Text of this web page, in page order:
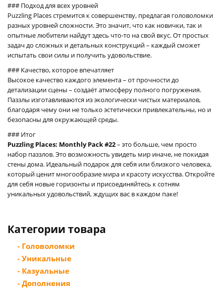
### Подход для всех уровней
Puzzling Places стремится к совершенству, предлагая головоломки
разных уровней сложности. Это значит, что как новички, так и
опытные любители найдут здесь что-то на свой вкус. От простых
задач до сложных и детальных конструкций – каждый сможет
испытать свои силы и получить удовольствие.
### Качество, которое впечатляет
Высокое качество каждого элемента – от прочности до
детализации сцены – создаёт атмосферу полного погружения.
Паззлы изготавливаются из экологически чистых материалов,
благодаря чему они не только эстетически привлекательны, но и
безопасны для окружающей среды.
### Итог
Puzzling Places: Monthly Pack #22– это больше, чем просто
набор паззлов. Это возможность увидеть мир иначе, не покидая
стены дома. Идеальный подарок для себя или близкого человека,
который ценит многообразие мира и красоту искусства. Откройте
для себя новые горизонты и присоединяйтесь к сотням
уникальных удовольствий, ждущих вас в каждом паке!
Категории товара
- Головоломки
- Уникальные
- Казуальные
- Дополнения